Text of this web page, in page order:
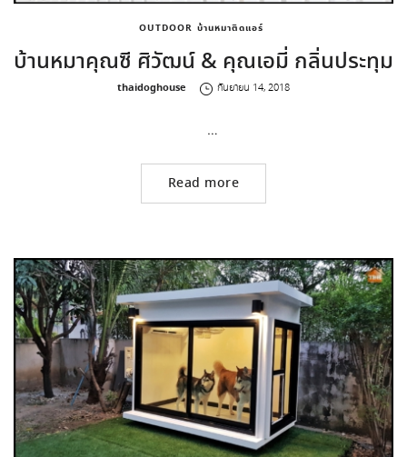
OUTDOOR บ้านหมาติดแอร์
บ้านหมาคุณซี ศิวัฒน์ & คุณเอมี่ กลิ่นประทุม
by
thaidoghouse กันยายน 14, 2018
…
Read more